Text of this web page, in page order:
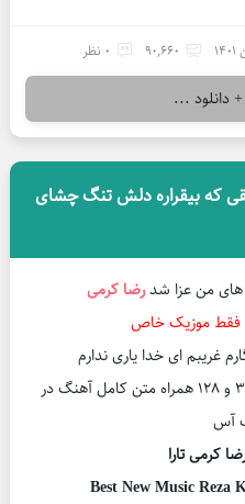
90,660 0 نظر
دانلود ...
که بیقراره دلش تنگ چشای
های من عزا شدرضا کرمی
فقط موزیک خاص
غریبم ای خدا یاری ندارم
با صدای رضا کرمی با دو کیفیت ۳۲۰ و ۱۲۸ همراه متن کامل آهنگ در
آس
کرمی تارا
Best New Music Reza